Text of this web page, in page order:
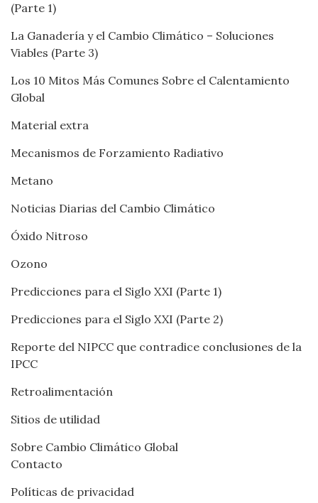
(Parte 1)
La Ganadería y el Cambio Climático – Soluciones
Viables (Parte 3)
Los 10 Mitos Más Comunes Sobre el Calentamiento
Global
Material extra
Mecanismos de Forzamiento Radiativo
Metano
Noticias Diarias del Cambio Climático
Óxido Nitroso
Ozono
Predicciones para el Siglo XXI (Parte 1)
Predicciones para el Siglo XXI (Parte 2)
Reporte del NIPCC que contradice conclusiones de la
IPCC
Retroalimentación
Sitios de utilidad
Sobre Cambio Climático Global
Contacto
Políticas de privacidad